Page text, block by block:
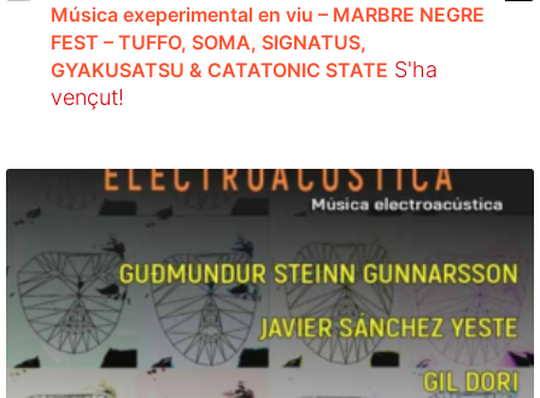
Música exeperimental en viu – MARBRE NEGRE
FEST – TUFFO, SOMA, SIGNATUS,
GYAKUSATSU & CATATONIC STATE S'ha
vençut!